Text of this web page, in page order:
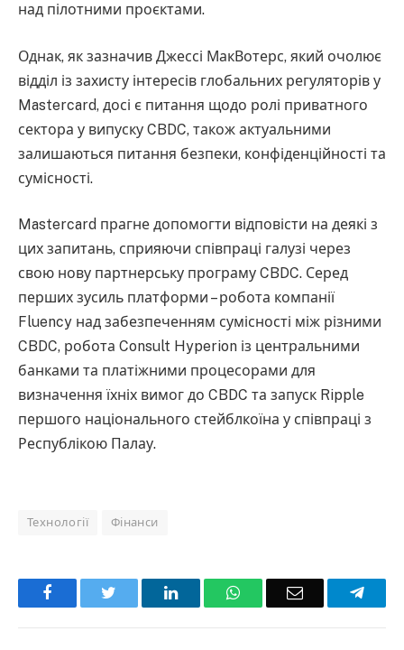
над пілотними проєктами.
Однак, як зазначив Джессі МакВотерс, який очолює
відділ із захисту інтересів глобальних регуляторів у
Mastercard, досі є питання щодо ролі приватного
сектора у випуску CBDC, також актуальними
залишаються питання безпеки, конфіденційності та
сумісності.
Mastercard прагне допомогти відповісти на деякі з
цих запитань, сприяючи співпраці галузі через
свою нову партнерську програму CBDC. Серед
перших зусиль платформи – робота компанії
Fluency над забезпеченням сумісності між різними
CBDC, робота Consult Hyperion із центральними
банками та платіжними процесорами для
визначення їхніх вимог до CBDC та запуск Ripple
першого національного стейблкоїна у співпраці з
Республікою Палау.
Технології Фінанси
Facebook LinkedInWhatsAppEmail